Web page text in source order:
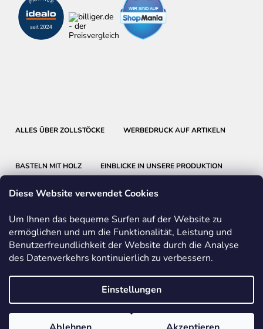
Diese Website verwendet Cookies
Um Ihnen das bequeme Surfen auf der Website zu
ermöglichen und um die Funktionalität, Leistung und
Benutzerfreundlichkeit der Website durch die Analyse
des Datenverkehrs kontinuierlich zu verbessern.
Einstellungen
ALLES ÜBER ZOLLSTÖCKE WERBEDRUCK AUF ARTIKELN
BASTELN MIT HOLZ EINBLICKE IN UNSERE PRODUKTION
METRIE BMI
FABER-CASTELL
FRIEDRICH RICHTER MESSWERKZEUGE
Vom Vertrag zurücktreten